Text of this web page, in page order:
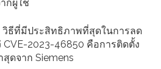
กผู้ใช้
วิธีที่มีประสิทธิภาพที่สุดในการลด
CVE-2023-46850 คือการติดตั้ง
ดจาก Siemens